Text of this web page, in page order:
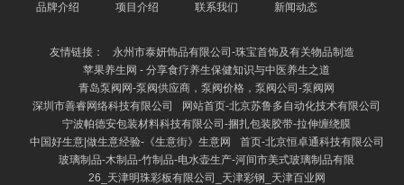
品牌介绍 项目介绍 联系我们 新闻动态
友情链接：
永州市泰妍饰品有限公司-珠宝首饰及有关物品制造
苹果养生网 - 分享食疗养生保健知识与中医养生之道
青岛泵阀网-泵阀供应商，泵阀价格，泵阀公司-泵阀网
深圳市善睿网络科技有限公司
网站首页-北京苏鲁多自动化技术有限公司
宁波帕德安包装材料科技有限公司-捆扎包装胶带-拉伸缠绕膜
中国好生意|做生意经验-《生意街》生意网
首页-北京恒卓通科技有限公司
玻璃制品-木制品-竹制品-电水壶生产-河间市美式玻璃制品有限
26_天津明珠彩板有限公司_天津彩钢_天津百业网